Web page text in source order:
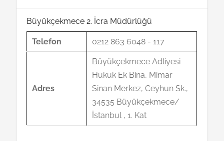
Büyükçekmece 2. İcra Müdürlüğü
Telefon 0212 863 6048 - 117
Adres
Büyükçekmece Adliyesi
Hukuk Ek Bina, Mimar
Sinan Merkez, Ceyhun Sk.,
34535 Büyükçekmece/
İstanbul , 1. Kat